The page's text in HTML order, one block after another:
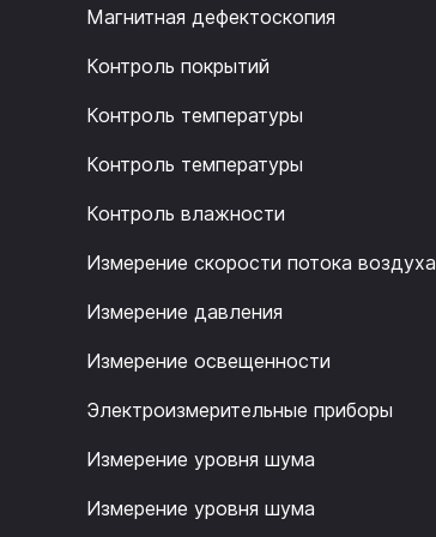
Магнитная дефектоскопия
Контроль покрытий
Контроль температуры
Контроль температуры
Контроль влажности
Измерение скорости потока воздуха
Измерение давления
Измерение освещенности
Электроизмерительные приборы
Измерение уровня шума
Измерение уровня шума